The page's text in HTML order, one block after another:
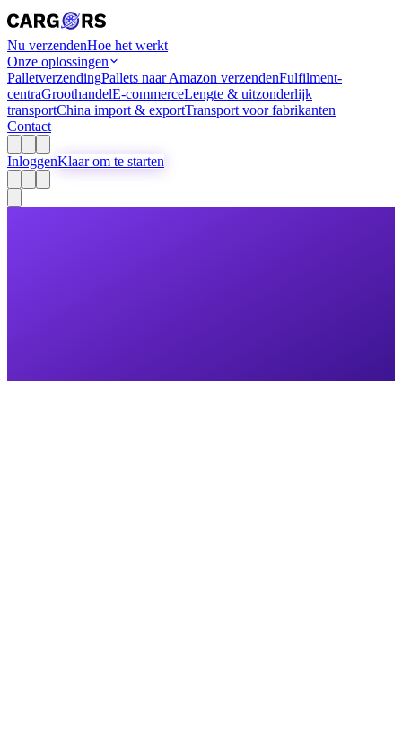
Nu verzendenHoe het werkt
Onze oplossingen
PalletverzendingPallets naar Amazon verzendenFulfilment-
centraGroothandelE-commerceLengte & uitzonderlijk
transportChina import & exportTransport voor fabrikanten
Contact
InloggenKlaar om te starten